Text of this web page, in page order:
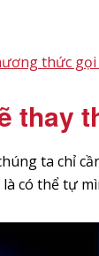
thức
thay
ta chỉ
là có thể tự